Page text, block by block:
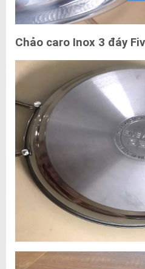
Chảo caro Inox 3 đáy